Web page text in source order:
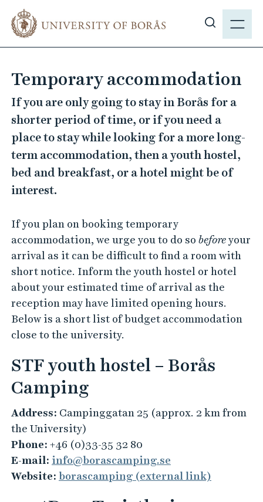
m
m
N
h
w
s
i
t
e
s
e
h
Temporary accommodation
If you are only going to stay in Borås for a
shorter period of time, or if you need a
place to stay while looking for a more long-
term accommodation, then a youth hostel,
bed and breakfast, or a hotel might be of
interest.
If you plan on booking temporary
accommodation, we urge you to do so beforeyour
arrival as it can be difficult to find a room with
short notice. Inform the youth hostel or hotel
about your estimated time of arrival as the
reception may have limited opening hours.
Below is a short list of budget accommodation
close to the university.
STF youth hostel – Borås
Camping
Address: Campinggatan 25 (approx. 2 km from
the University)
Phone: +46 (0)33-35 32 80
E-mail: info@borascamping.se
Website: borascamping (external link)